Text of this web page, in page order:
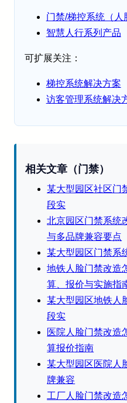
门禁/梯控系统（人
智慧人行系列产品
可扩展关注：
梯控系统解决方案
访客管理系统解决
相关文章（门禁）
某大型园区社区门
段实
北京园区门禁系统
与多品牌兼容要点
某大型园区门禁系
地铁人脸门禁改造
算、报价与实施指
某大型园区地铁人
段实
医院人脸门禁改造
算报价指南
某大型园区医院人
牌兼容
工厂人脸门禁改造